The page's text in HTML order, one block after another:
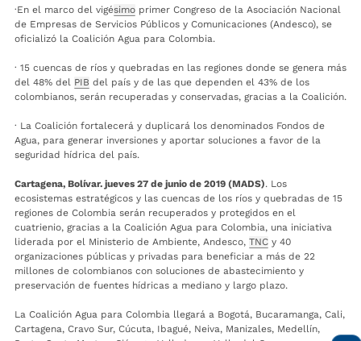
·En el marco del vigésimo primer Congreso de la Asociación Nacional
de Empresas de Servicios Públicos y Comunicaciones (Andesco), se
oficializó la Coalición Agua para Colombia.
· 15 cuencas de ríos y quebradas en las regiones donde se genera más
del 48% del PIB del país y de las que dependen el 43% de los
colombianos, serán recuperadas y conservadas, gracias a la Coalición.
· La Coalición fortalecerá y duplicará los denominados Fondos de
Agua, para generar inversiones y aportar soluciones a favor de la
seguridad hídrica del país.
Cartagena, Bolívar. jueves 27 de junio de 2019 (MADS). Los
ecosistemas estratégicos y las cuencas de los ríos y quebradas de 15
regiones de Colombia serán recuperados y protegidos en el
cuatrienio, gracias a la Coalición Agua para Colombia, una iniciativa
liderada por el Ministerio de Ambiente, Andesco, TNC y 40
organizaciones públicas y privadas para beneficiar a más de 22
millones de colombianos con soluciones de abastecimiento y
preservación de fuentes hídricas a mediano y largo plazo.
La Coalición Agua para Colombia llegará a Bogotá, Bucaramanga, Cali,
Cartagena, Cravo Sur, Cúcuta, Ibagué, Neiva, Manizales, Medellín,